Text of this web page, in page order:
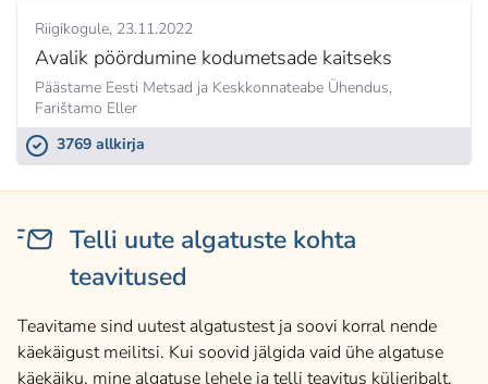
Riigikogule 23.11.2022
Avalik pöördumine kodumetsade kaitseks
Päästame Eesti Metsad ja Keskkonnateabe Ühendus,
Farištamo Eller
3769 allkirja
Telli uute algatuste kohta
teavitused
Teavitame sind uutest algatustest ja soovi korral nende
käekäigust meilitsi. Kui soovid jälgida vaid ühe algatuse
käekäiku, mine algatuse lehele ja telli teavitus küljeribalt.